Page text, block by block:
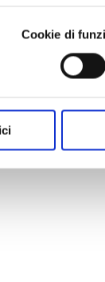
o altri
cookie policy
Cookie di